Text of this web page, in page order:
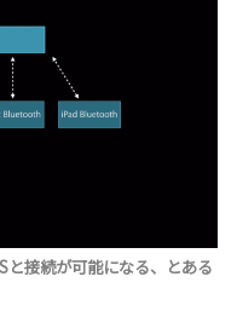
接続が可能になる、とある